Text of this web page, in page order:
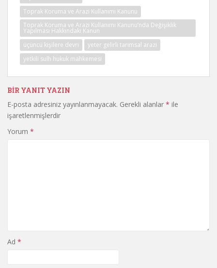
Toprak Koruma ve Arazi Kullanımı Kanunu
Toprak Koruma ve Arazi Kullanımı Kanunu’nda Değişiklik
Yapılması Hakkındaki Kanun
üçüncü kişilere devri
yeter gelirli tarımsal arazi
yetkili sulh hukuk mahkemesi
BIR YANIT YAZIN
E-posta adresiniz yayınlanmayacak. Gerekli alanlar * ile
işaretlenmişlerdir
Yorum *
Ad *